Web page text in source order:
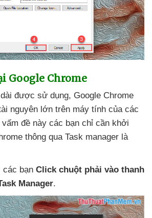
Google Chrome
được sử dụng, Google Chrome
nguyên lớn trên máy tính của các
đề này các bạn chỉ cần khởi
thông qua Task manager là
các bạn Click chuột phải vào thanh
Manager.